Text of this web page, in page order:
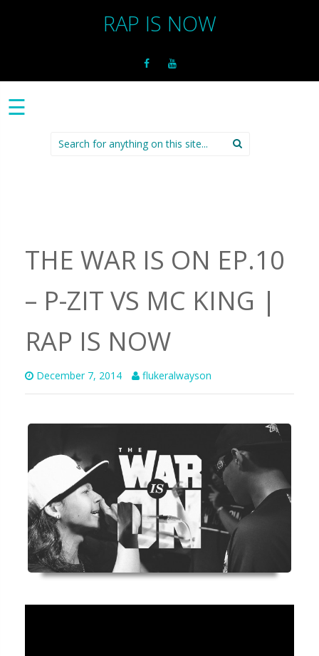
RAP IS NOW
☰
Search
for:
THE WAR IS ON EP.10
– P-ZIT VS MC KING |
RAP IS NOW
December 7, 2014 flukeralwayson